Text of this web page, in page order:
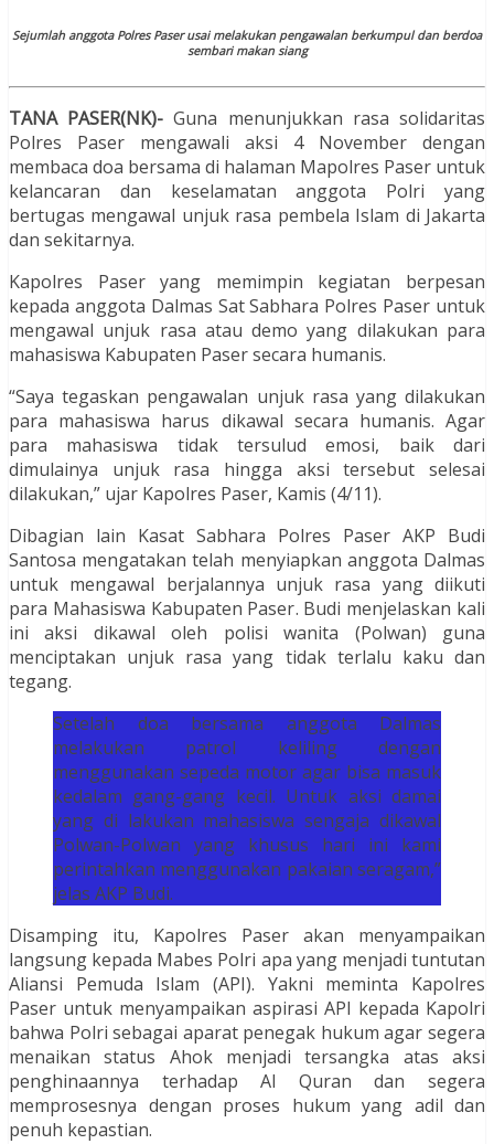
Sejumlah anggota Polres Paser usai melakukan pengawalan berkumpul dan berdoa
sembari makan siang
TANA PASER(NK)- Guna menunjukkan rasa solidaritas
Polres Paser mengawali aksi 4 November dengan
membaca doa bersama di halaman Mapolres Paser untuk
kelancaran dan keselamatan anggota Polri yang
bertugas mengawal unjuk rasa pembela Islam di Jakarta
dan sekitarnya.
Kapolres Paser yang memimpin kegiatan berpesan
kepada anggota Dalmas Sat Sabhara Polres Paser untuk
mengawal unjuk rasa atau demo yang dilakukan para
mahasiswa Kabupaten Paser secara humanis.
“Saya tegaskan pengawalan unjuk rasa yang dilakukan
para mahasiswa harus dikawal secara humanis. Agar
para mahasiswa tidak tersulud emosi, baik dari
dimulainya unjuk rasa hingga aksi tersebut selesai
dilakukan,” ujar Kapolres Paser, Kamis (4/11).
Dibagian lain Kasat Sabhara Polres Paser AKP Budi
Santosa mengatakan telah menyiapkan anggota Dalmas
untuk mengawal berjalannya unjuk rasa yang diikuti
para Mahasiswa Kabupaten Paser. Budi menjelaskan kali
ini aksi dikawal oleh polisi wanita (Polwan) guna
menciptakan unjuk rasa yang tidak terlalu kaku dan
tegang.
Setelah doa bersama anggota Dalmas
melakukan patrol keliling dengan
menggunakan sepeda motor agar bisa masuk
kedalam gang-gang kecil. Untuk aksi damai
yang di lakukan mahasiswa sengaja dikawal
Polwan-Polwan yang khusus hari ini kami
perintahkan menggunakan pakaian seragam,”
jelas AKP Budi.
Disamping itu, Kapolres Paser akan menyampaikan
langsung kepada Mabes Polri apa yang menjadi tuntutan
Aliansi Pemuda Islam (API). Yakni meminta Kapolres
Paser untuk menyampaikan aspirasi API kepada Kapolri
bahwa Polri sebagai aparat penegak hukum agar segera
menaikan status Ahok menjadi tersangka atas aksi
penghinaannya terhadap Al Quran dan segera
memprosesnya dengan proses hukum yang adil dan
penuh kepastian.